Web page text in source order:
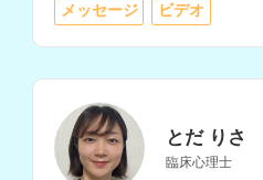
メッセージ ビデオ
とだ りさ
臨床心理士